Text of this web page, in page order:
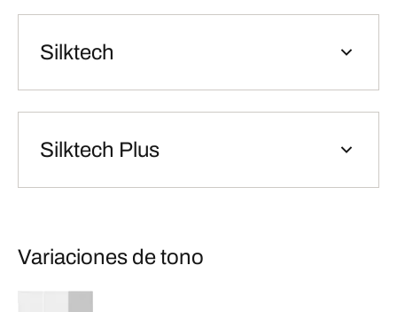
Silktech
Silktech Plus
Variaciones de tono